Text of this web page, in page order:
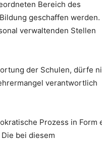
Bereich des
geschaffen werden.
verwaltenden Stellen
der Schulen, dürfe
verantwortlich
Prozess in Form
bei diesem